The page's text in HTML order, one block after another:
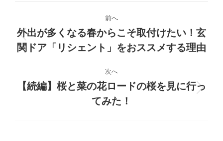
稿
ナ
ビ
ー
前へ
前
の
稿:
外出が多くなる春からこそ取付けたい！玄
関ドア「リシェント」をおススメする理由
次へ
の
【続編】桜と菜の花ロードの桜を見に行っ
てみた！